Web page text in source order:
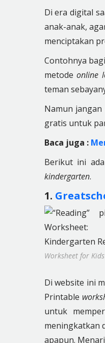
Di era digital
anak-anak,
menciptakan
Contohnya
metodeonline
teman
Namun
gratis untuk
Baca juga :
Berikut ini
kindergarten.
1.
Worksheet for Kids
Di website ini
Printable
untuk
meningkatkan
apapun.